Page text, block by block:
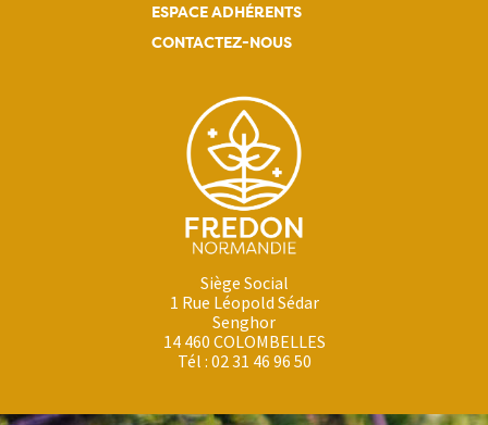
ESPACE ADHÉRENTS
CONTACTEZ-NOUS
Siège Social
1 Rue Léopold Sédar
Senghor
14 460 COLOMBELLES
Tél : 02 31 46 96 50